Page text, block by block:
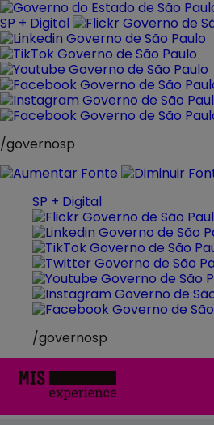
Pular
para
o
conteúdo
SP + Digital
/governosp
SP + Digital
/governosp